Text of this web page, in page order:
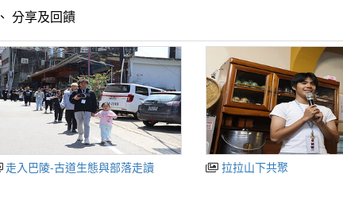
分享及回饋
走入巴陵-古道生態與部落走讀 拉拉山下共聚